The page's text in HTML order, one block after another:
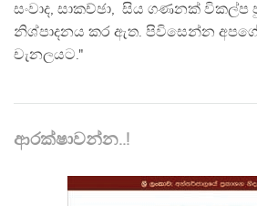
සංවාද, සාකච්ඡා, සිය ගණනක් විකල්ප
නිශ්පාදනය කර ඇත. පිවිසෙන්න
චැනලයට."
ආරක්ෂාවන්න..!